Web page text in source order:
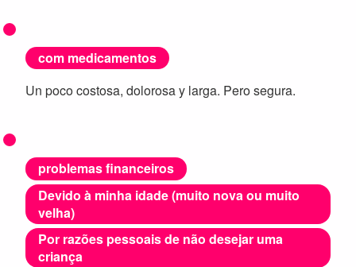
com medicamentos
Un poco costosa, dolorosa y larga. Pero segura.
problemas financeiros
Devido à minha idade (muito nova ou muito
velha)
Por razões pessoais de não desejar uma
criança